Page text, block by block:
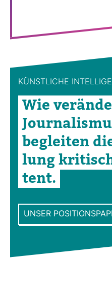
KÜNST­LICHE
Wie
begleiten
lung
tent.
UNSER